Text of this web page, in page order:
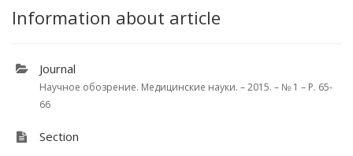
Information about article
Journal
Научное обозрение. Медицинские науки. – 2015. – № 1 – P. 65-
66
Section